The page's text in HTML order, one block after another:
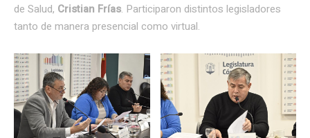
de Salud, Cristian Frías. Participaron distintos legisladores
tanto de manera presencial como virtual.